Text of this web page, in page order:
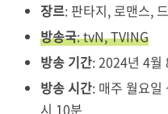
장르: 판타지, 로맨스,
방송국: tvN, TVING
방송 기간: 2024년 4월
방송 시간: 매주 월요일
시 10분